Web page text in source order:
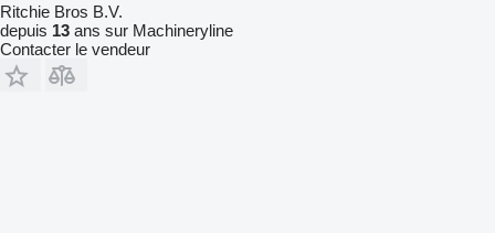
Ritchie Bros B.V.
depuis 13 ans sur Machineryline
Contacter le vendeur